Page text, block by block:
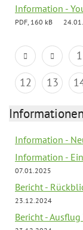
Information -
PDF, 160 kB
1
12
13
Information -
Information -
07.01.2025
Bericht -
23.12.2024
Bericht -